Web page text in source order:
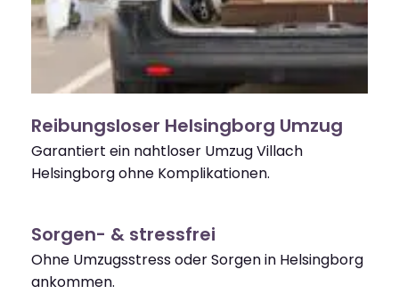
Reibungsloser Helsingborg Umzug
Garantiert ein nahtloser Umzug Villach
Helsingborg ohne Komplikationen.
Sorgen- & stressfrei
Ohne Umzugsstress oder Sorgen in Helsingborg
ankommen.